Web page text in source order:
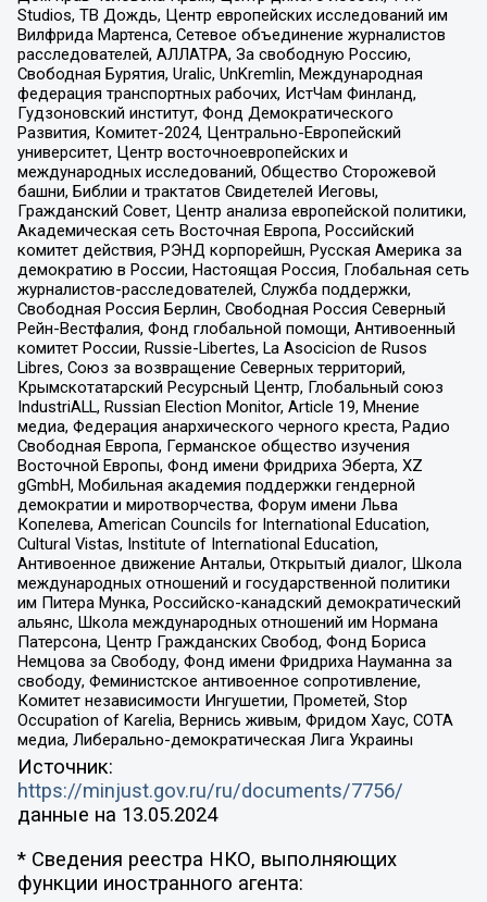
Studios, ТВ Дождь, Центр европейских исследований им
Вилфрида Мартенса, Сетевое объединение журналистов
расследователей, АЛЛАТРА, За свободную Россию,
Свободная Бурятия, Uralic, UnKremlin, Международная
федерация транспортных рабочих, ИстЧам Финланд,
Гудзоновский институт, Фонд Демократического
Развития, Комитет-2024, Центрально-Европейский
университет, Центр восточноевропейских и
международных исследований, Общество Сторожевой
башни, Библии и трактатов Свидетелей Иеговы,
Гражданский Совет, Центр анализа европейской политики,
Академическая сеть Восточная Европа, Российский
комитет действия, РЭНД корпорейшн, Русская Америка за
демократию в России, Настоящая Россия, Глобальная сеть
журналистов-расследователей, Служба поддержки,
Свободная Россия Берлин, Свободная Россия Северный
Рейн-Вестфалия, Фонд глобальной помощи, Антивоенный
комитет России, Russie-Libertes, La Asocicion de Rusos
Libres, Союз за возвращение Северных территорий,
Крымскотатарский Ресурсный Центр, Глобальный союз
IndustriALL, Russian Election Monitor, Article 19, Мнение
медиа, Федерация анархического черного креста, Радио
Свободная Европа, Германское общество изучения
Восточной Европы, Фонд имени Фридриха Эберта, XZ
gGmbH, Мобильная академия поддержки гендерной
демократии и миротворчества, Форум имени Льва
Копелева, American Councils for International Education,
Cultural Vistas, Institute of International Education,
Антивоенное движение Антальи, Открытый диалог, Школа
международных отношений и государственной политики
им Питера Мунка, Российско-канадский демократический
альянс, Школа международных отношений им Нормана
Патерсона, Центр Гражданских Свобод, Фонд Бориса
Немцова за Свободу, Фонд имени Фридриха Науманна за
свободу, Феминистское антивоенное сопротивление,
Комитет независимости Ингушетии, Прометей, Stop
Occupation of Karelia, Вернись живым, Фридом Хаус, СОТА
медиа, Либерально-демократическая Лига Украины
Источник:
https://minjust.gov.ru/ru/documents/7756/
данные на 13.05.2024
* Сведения реестра НКО, выполняющих
функции иностранного агента: